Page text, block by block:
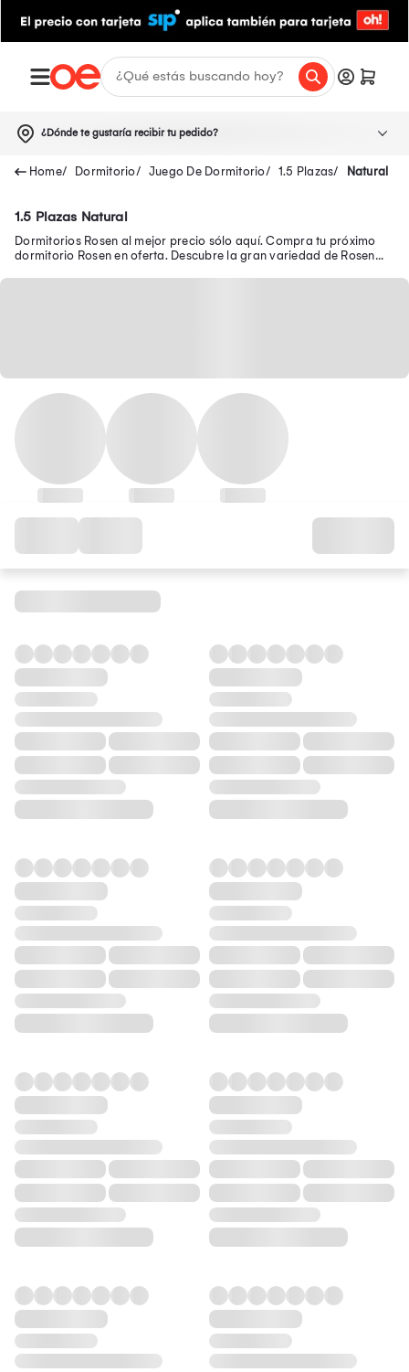
¿Dónde te gustaría recibir tu pedido?
Dormitorio Juego De Dormitorio 1.5 Plazas Natural
1.5 Plazas Natural
Dormitorios Rosen al mejor precio sólo aquí. Compra tu próximo
dormitorio Rosen en oferta. Descubre la gran variedad de Rosen